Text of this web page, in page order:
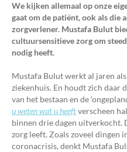
We kijken allemaal op onze
gaat om de patiënt, ook als die
zorgverlener. Mustafa Bulut
cultuursensitieve zorg om
nodig heeft.
Mustafa Bulut werkt al jaren
ziekenhuis. En houdt zich daar
van het bestaan en de
u weten wat u heeftverscheen
binnen drie dagen
zorg leeft. Zoals zoveel dingen
coronacrisis, denkt Mustafa